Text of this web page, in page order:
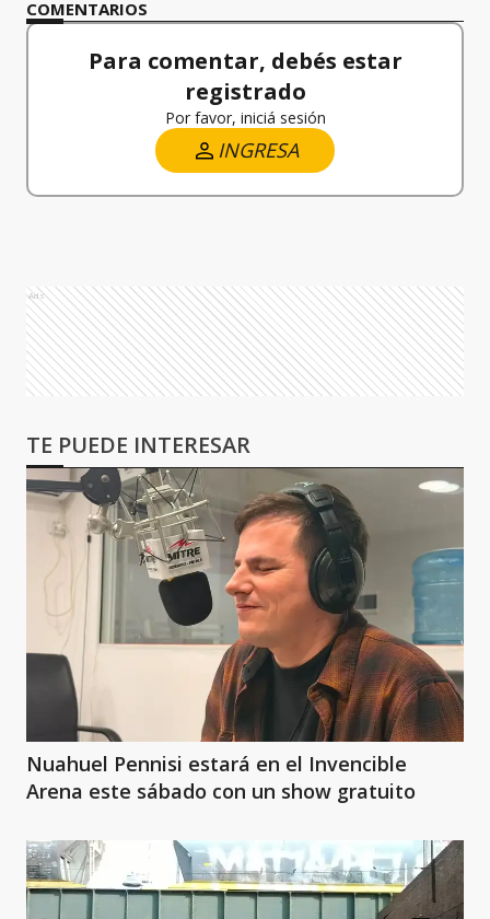
COMENTARIOS
Para comentar, debés estar
registrado
Por favor, iniciá sesión
INGRESA
Ads
TE PUEDE INTERESAR
Nuahuel Pennisi estará en el Invencible
Arena este sábado con un show gratuito